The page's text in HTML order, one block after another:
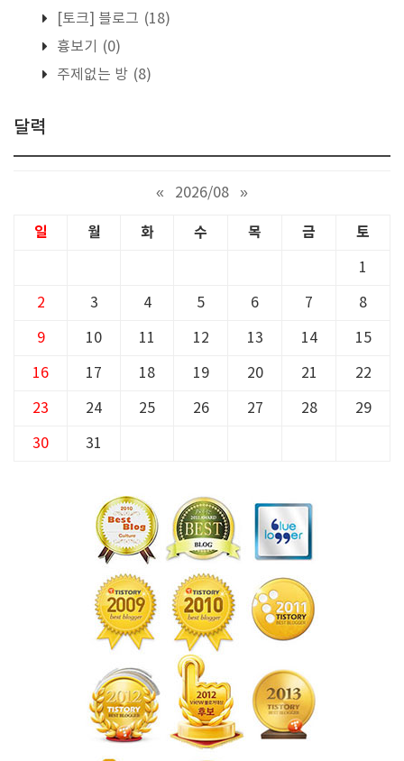
[토크] 블로그 (18)
흉보기
(0)
주제없는 방 (8)
달력
« 2026/08 »
일 월 화 수 목 금 토
1
2 3 4 5 6 7 8
9 10 11 12 13 14 15
16 17 18 19 20 21 22
23 24 25 26 27 28 29
30 31